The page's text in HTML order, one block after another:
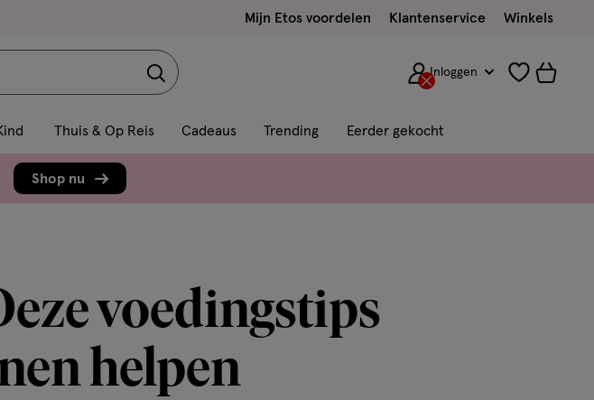
Mijn Etos voordelen Klantenservice Winkels
Inloggen
Thuis & Op Reis Cadeaus Trending Eerder gekocht
Shop nu
voedingstips
helpen